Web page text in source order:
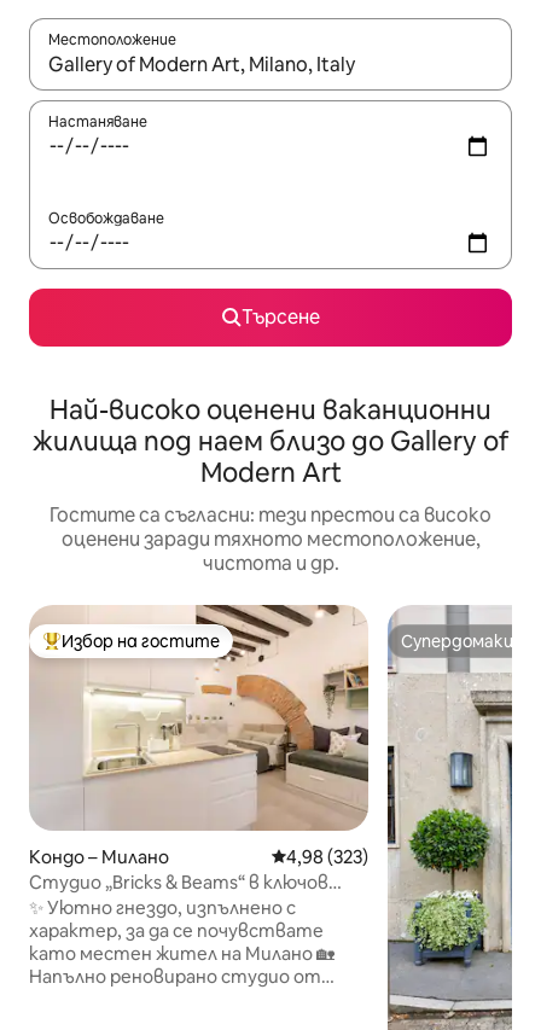
Местоположение
Когато резултатите се покажат, използвайте
Настаняване
Освобождаване
Търсене
Най-високо оценени ваканционни
жилища под наем близо до Gallery of
Modern Art
Гостите са съгласни: тези престои са високо
оценени заради тяхното местоположение,
чистота и др.
Най-популярен избор на гостите
Избор на гостите
Кондо – Милано Средна оценка: 4,98 от 5,
4,98 (323)
Студио „Bricks & Beams“ в ключов
район на Милано
✨ Уютно гнездо, изпълнено с
характер, за да се почувствате
като местен жител на Милано 🏡
Напълно реновирано студио от
Супердомакин
Супердомакин